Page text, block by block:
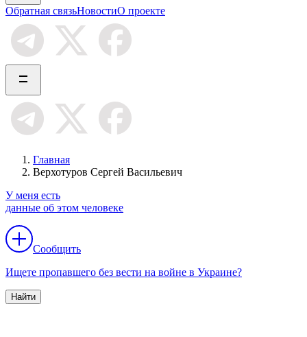
Обратная связьНовостиО проекте
Главная
Верхотуров Сергей Васильевич
У меня есть
данные об этом человеке
Сообщить
Ищете пропавшего без вести на войне в Украине?
Найти